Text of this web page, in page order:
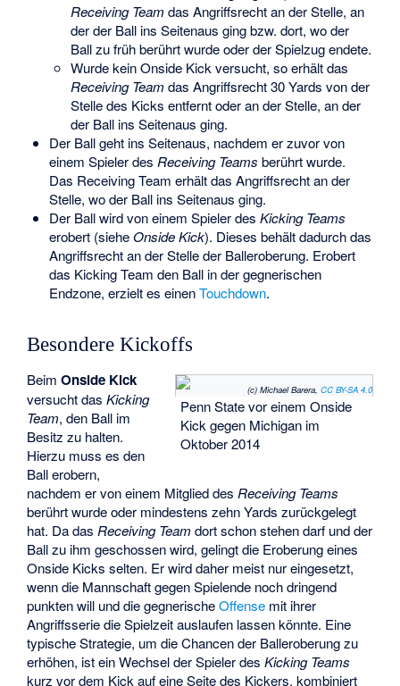
Receiving Team das Angriffsrecht an der Stelle, an
der der Ball ins Seitenaus ging bzw. dort, wo der
Ball zu früh berührt wurde oder der Spielzug endete.
Wurde kein Onside Kick versucht, so erhält das
Receiving Team das Angriffsrecht 30 Yards von der
Stelle des Kicks entfernt oder an der Stelle, an der
der Ball ins Seitenaus ging.
Der Ball geht ins Seitenaus, nachdem er zuvor von
einem Spieler des Receiving Teams berührt wurde.
Das Receiving Team erhält das Angriffsrecht an der
Stelle, wo der Ball ins Seitenaus ging.
Der Ball wird von einem Spieler des Kicking Teams
erobert (sieheOnside Kick). Dieses behält dadurch das
Angriffsrecht an der Stelle der Balleroberung. Erobert
das Kicking Team den Ball in der gegnerischen
Endzone, erzielt es einenTouchdown.
Besondere Kickoffs
(c) Michael Barera, CC BY-SA 4.0
Penn State vor einem Onside
Kick gegen Michigan im
Oktober 2014
BeimOnside Kick
versucht dasKicking
Team, den Ball im
Besitz zu halten.
Hierzu muss es den
Ball erobern,
nachdem er von einem Mitglied des Receiving Teams
berührt wurde oder mindestens zehn Yards zurückgelegt
hat. Da das Receiving Team dort schon stehen darf und der
Ball zu ihm geschossen wird, gelingt die Eroberung eines
Onside Kicks selten. Er wird daher meist nur eingesetzt,
wenn die Mannschaft gegen Spielende noch dringend
punkten will und die gegnerischeOffense mit ihrer
Angriffsserie die Spielzeit auslaufen lassen könnte. Eine
typische Strategie, um die Chancen der Balleroberung zu
erhöhen, ist ein Wechsel der Spieler desKicking Teams
kurz vor dem Kick auf eine Seite des Kickers, kombiniert